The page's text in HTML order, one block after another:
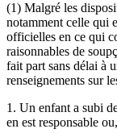
(1) Malgré les
notamment celle qui
officielles en ce qui
raisonnables de
fait part sans délai à
renseignements sur
1. Un enfant a subi
en est responsable